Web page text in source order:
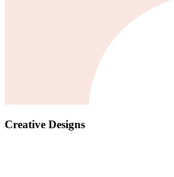
Creative Designs